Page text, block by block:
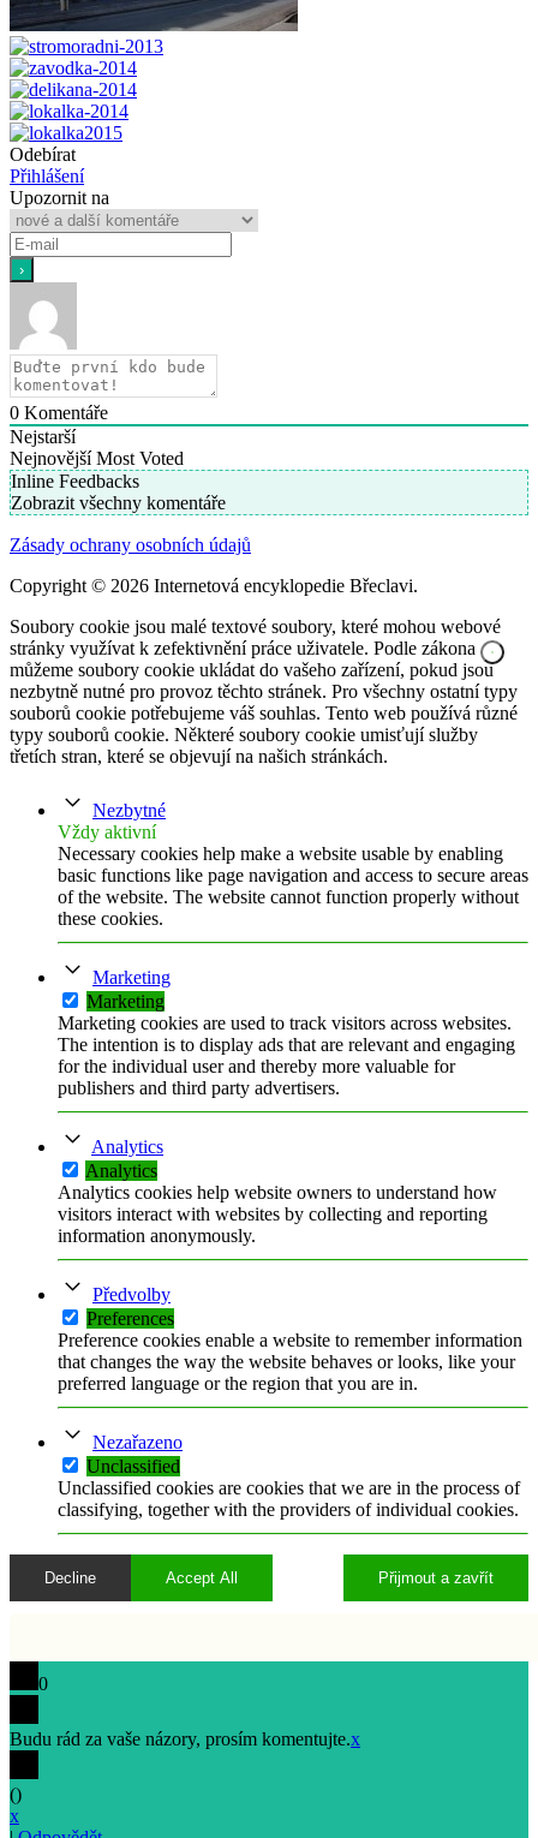
Odebírat
Přihlášení
Upozornit na
0 Komentáře
Nejstarší
Nejnovější Most Voted
Inline Feedbacks
Zobrazit všechny komentáře
Zásady ochrany osobních údajů
Copyright © 2026 Internetová encyklopedie Břeclavi.
Soubory cookie jsou malé textové soubory, které mohou webové
stránky využívat k zefektivnění práce uživatele. Podle zákona
můžeme soubory cookie ukládat do vašeho zařízení, pokud jsou
nezbytně nutné pro provoz těchto stránek. Pro všechny ostatní typy
souborů cookie potřebujeme váš souhlas. Tento web používá různé
typy souborů cookie. Některé soubory cookie umisťují služby
třetích stran, které se objevují na našich stránkách.
Nezbytné
Vždy aktivní
Necessary cookies help make a website usable by enabling
basic functions like page navigation and access to secure areas
of the website. The website cannot function properly without
these cookies.
Marketing
Marketing
Marketing cookies are used to track visitors across websites.
The intention is to display ads that are relevant and engaging
for the individual user and thereby more valuable for
publishers and third party advertisers.
Analytics
Analytics
Analytics cookies help website owners to understand how
visitors interact with websites by collecting and reporting
information anonymously.
Předvolby
Preferences
Preference cookies enable a website to remember information
that changes the way the website behaves or looks, like your
preferred language or the region that you are in.
Nezařazeno
Unclassified
Unclassified cookies are cookies that we are in the process of
classifying, together with the providers of individual cookies.
Decline Accept All Přijmout a zavřít
0
Budu rád za vaše názory, prosím komentujte.x
()
x